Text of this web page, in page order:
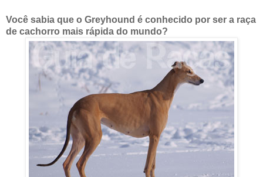
Você sabia que o Greyhound é conhecido por ser a raça
de cachorro mais rápida do mundo?